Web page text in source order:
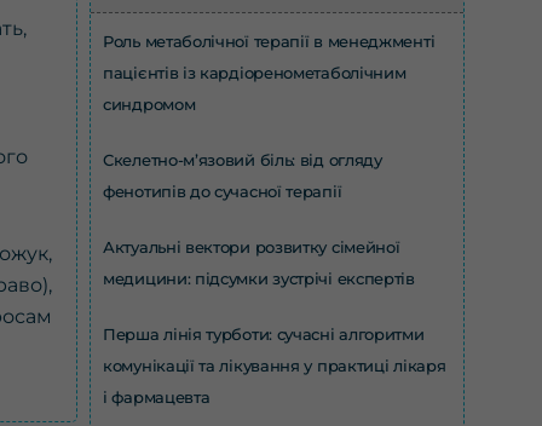
Роль метаболічної терапії в менеджменті
пацієнтів із кардіоренометаболічним
синдромом
Скелетно-м’язовий біль: від огляду
фенотипів до сучасної терапії
Актуальні вектори розвитку сімейної
медицини: підсумки зустрічі експертів
Перша лінія турботи: сучасні алгоритми
комунікації та лікування у практиці лікаря
і фармацевта